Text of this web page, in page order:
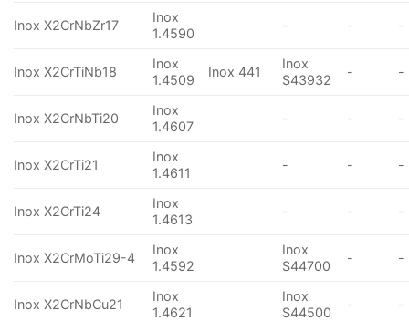
Inox X2CrNbZr17
Inox
1.4590
- - -
Inox X2CrTiNb18
Inox
1.4509
Inox 441
Inox
S43932
- -
Inox X2CrNbTi20
Inox
1.4607
- - -
Inox X2CrTi21
Inox
1.4611
- - -
Inox X2CrTi24
Inox
1.4613
- - -
Inox X2CrMoTi29-4
Inox
1.4592
Inox
S44700
- -
Inox X2CrNbCu21
Inox
1.4621
Inox
S44500
- -